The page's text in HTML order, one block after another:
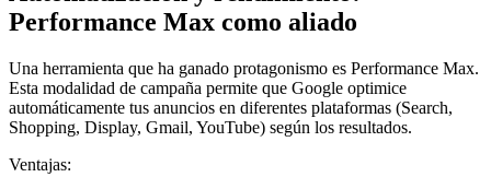
Performance Max como aliado
Una herramienta que ha ganado protagonismo es Performance Max.
Esta modalidad de campaña permite que Google optimice
automáticamente tus anuncios en diferentes plataformas (Search,
Shopping, Display, Gmail, YouTube) según los resultados.
Ventajas: